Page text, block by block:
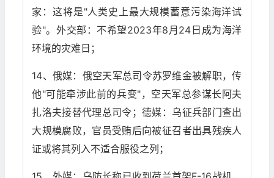
家：这将是"人类史上最大规模蓄意污染海洋试
验"。外交部：不希望2023年8月24日成为海洋
环境的灾难日；
14、俄媒：俄空天军总司令苏罗维金被解职，传
他"可能牵涉此前的兵变"，空天军总参谋长阿夫
扎洛夫接替代理总司令；德媒：乌征兵部门查出
大规模腐败，官员受贿后向被征召者出具残疾人
证或将其列入不适合服役之列；